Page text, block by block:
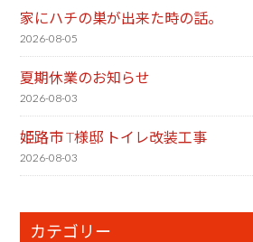
家にハチの巣が出来た時の話。
2026-08-05
夏期休業のお知らせ
2026-08-03
姫路市 T様邸 トイレ改装工事
2026-08-03
カテゴリー